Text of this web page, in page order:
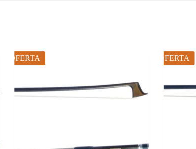
OFERTA OFERTA